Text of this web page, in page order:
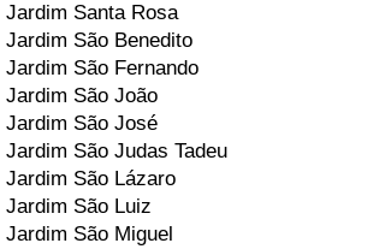
Jardim Santa Rosa
Jardim São Benedito
Jardim São Fernando
Jardim São João
Jardim São José
Jardim São Judas Tadeu
Jardim São Lázaro
Jardim São Luiz
Jardim São Miguel